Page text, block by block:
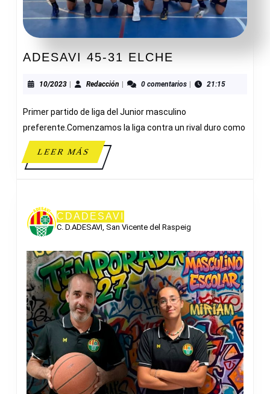
ADESAVI 45-31 ELCHE
31
10/202310/2023
| Redacción Redacción
| 0 comentarios | 21:15
Primer partido de liga del Junior masculino
preferente.Comenzamos la liga contra un rival duro como
LEER MÁSLEER
MÁS
CDADESAVI
C. D.ADESAVI, San Vicente del Raspeig